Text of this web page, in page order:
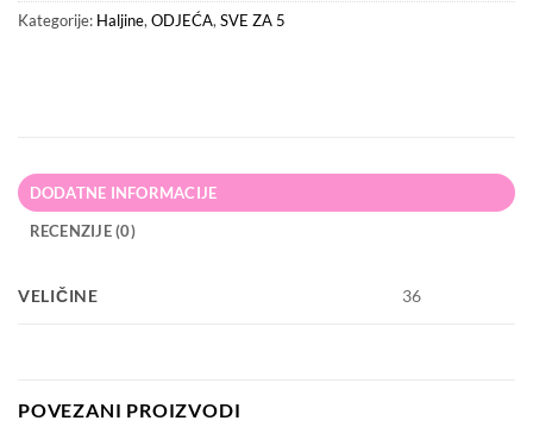
Kategorije: Haljine,ODJEĆA,SVE ZA 5
DODATNE INFORMACIJE
RECENZIJE (0)
VELIČINE 36
POVEZANI PROIZVODI